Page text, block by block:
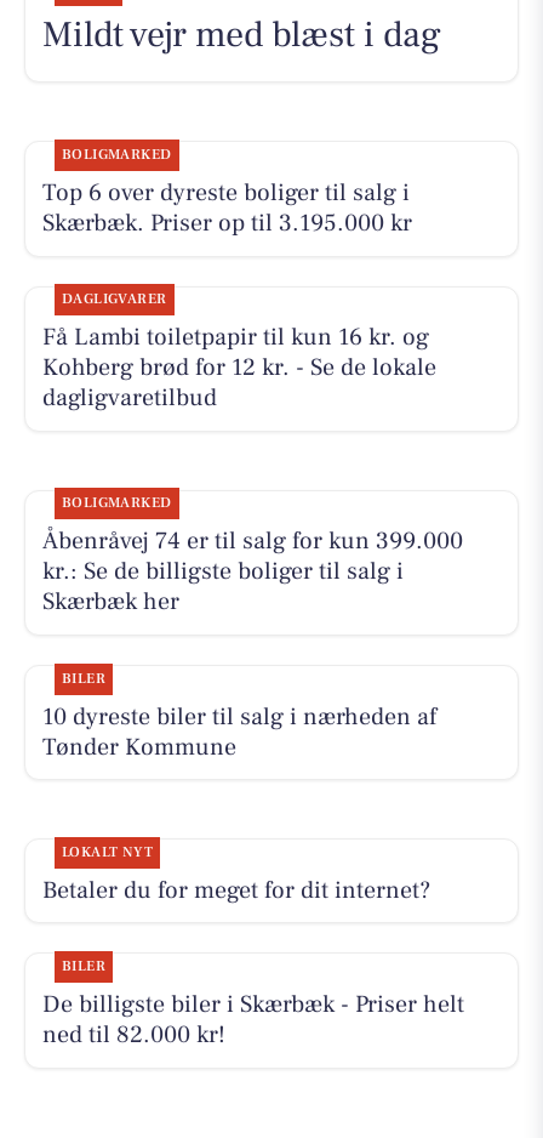
Mildt vejr med blæst i dag
BOLIGMARKED
Top 6 over dyreste boliger til salg i
Skærbæk. Priser op til 3.195.000 kr
DAGLIGVARER
Få Lambi toiletpapir til kun 16 kr. og
Kohberg brød for 12 kr. - Se de lokale
dagligvaretilbud
BOLIGMARKED
Åbenråvej 74 er til salg for kun 399.000
kr.: Se de billigste boliger til salg i
Skærbæk her
BILER
10 dyreste biler til salg i nærheden af
Tønder Kommune
LOKALT NYT
Betaler du for meget for dit internet?
BILER
De billigste biler i Skærbæk - Priser helt
ned til 82.000 kr!